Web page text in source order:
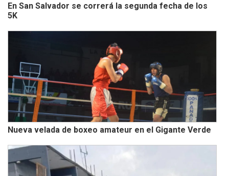
En San Salvador se correrá la segunda fecha de los
5K
Nueva velada de boxeo amateur en el Gigante Verde